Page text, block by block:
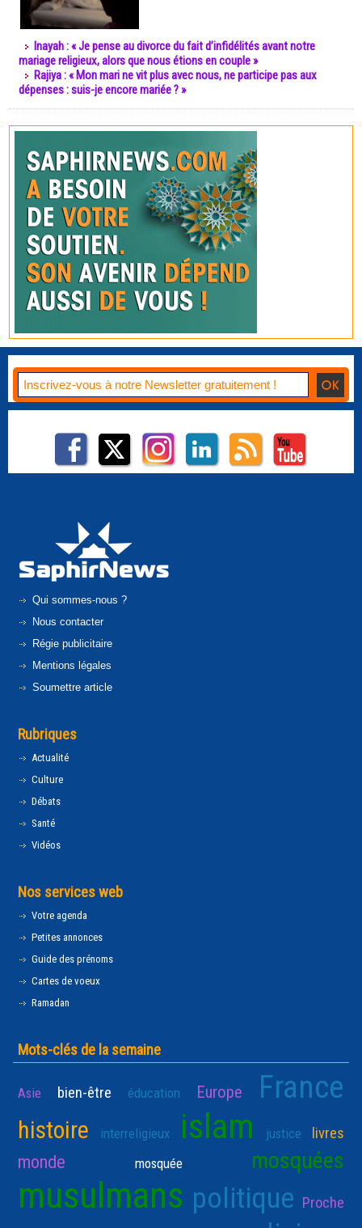
Inayah : « Je pense au divorce du fait d’infidélités avant notre
mariage religieux, alors que nous étions en couple »
Rajiya : « Mon mari ne vit plus avec nous, ne participe pas aux
dépenses : suis-je encore mariée ? »
Qui sommes-nous ?
Nous contacter
Régie publicitaire
Mentions légales
Soumettre article
Rubriques
Actualité
Culture
Débats
Santé
Vidéos
Nos services web
Votre agenda
Petites annonces
Guide des prénoms
Cartes de voeux
Ramadan
Mots-clés de la semaine
Asie bien-être éducation Europe France
histoire interreligieux islam justice livres
monde mosquée mosquées
musulmans politique Proche